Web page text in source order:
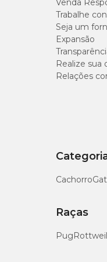
Porte
Cães de
Cães de
Armazenar
telefone,
Venda
Trabalhe
Seja um
Expansão
Realize sua
Relações
Cachorro
Raças
Pug